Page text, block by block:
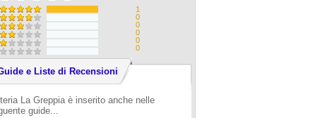
1
0
0
0
0
0
e Liste di Recensioni
La Greppia è inserito anche nelle
guide...